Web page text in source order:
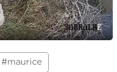
#maurice